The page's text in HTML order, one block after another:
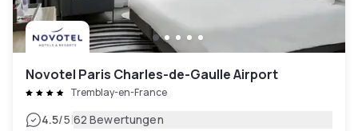
Novotel Paris Charles-de-Gaulle Airport
Tremblay-en-France
4.5/5|62 Bewertungen